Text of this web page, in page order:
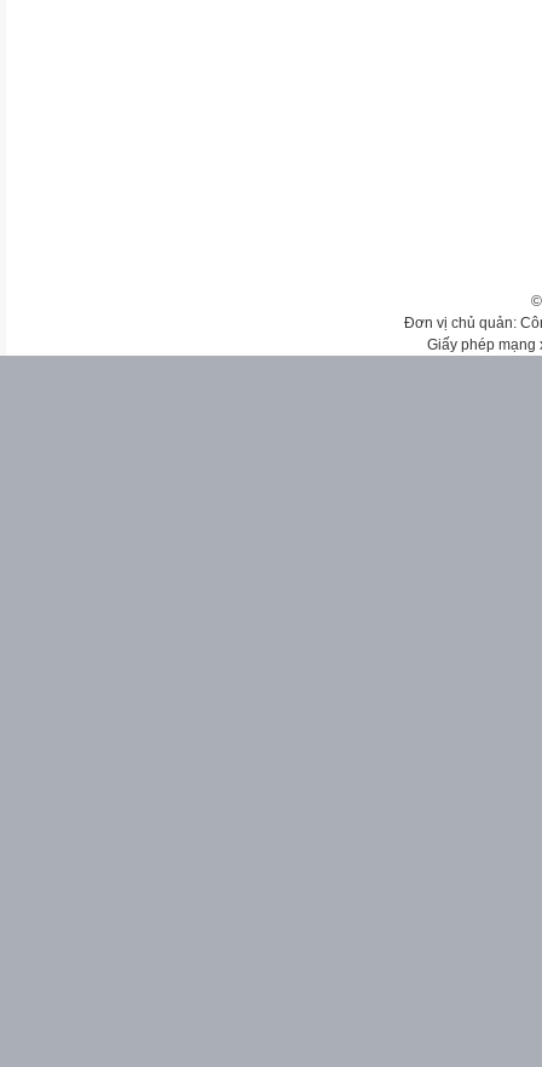
Đơn vị chủ quản:
Giấy phép mạng